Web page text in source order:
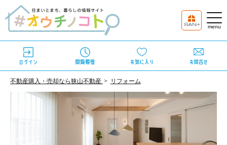
不動産購⼊・売却なら狭⼭不動産 リフォーム